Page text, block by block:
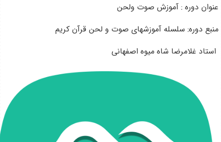
عنوان دوره : آموزش صوت ولحن
منبع دوره: سلسله آموزشهای صوت و لحن قرآن کریم
استاد غلامرضا شاه میوه اصفهانی